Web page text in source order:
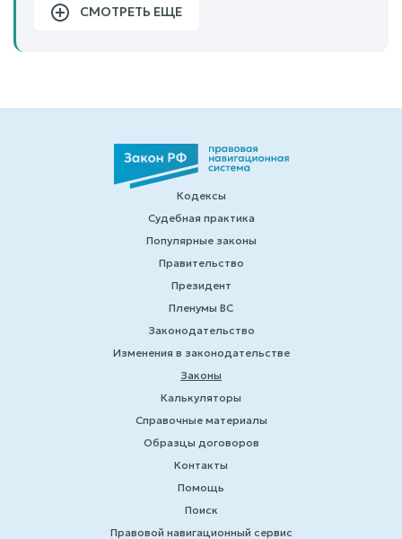
СМОТРЕТЬ ЕЩЕ
Кодексы
Судебная практика
Популярные законы
Правительство
Президент
Пленумы ВС
Законодательство
Изменения в законодательстве
Законы
Калькуляторы
Справочные материалы
Образцы договоров
Контакты
Помощь
Поиск
Правовой навигационный сервис